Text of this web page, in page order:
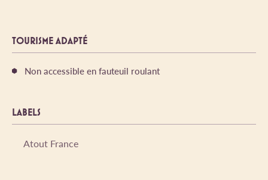
TOURISME ADAPTÉ
Non accessible en fauteuil roulant
LABELS
Atout France